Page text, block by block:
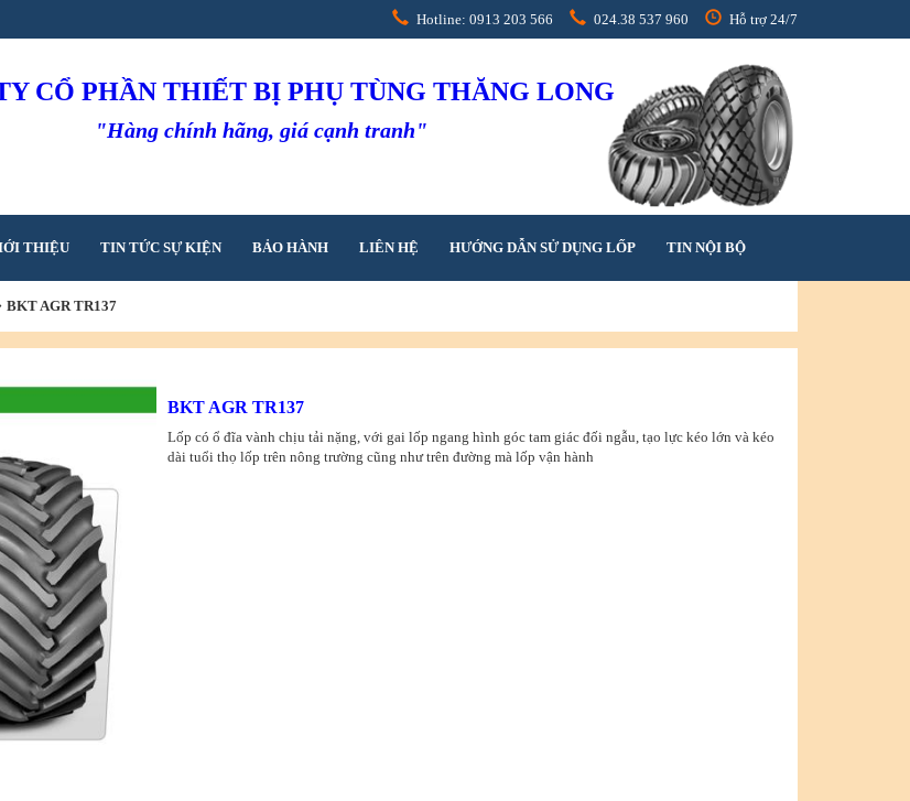
Hotline: 0913 203 566 024.38 537 960 Hỗ trợ 24/7
CỔ PHẦN THIẾT BỊ PHỤ TÙNG THĂNG LONG
"Hàng chính hãng, giá cạnh tranh"
THIỆU TIN TỨC SỰ KIỆN BẢO HÀNH LIÊN HỆ HƯỚNG DẪN SỬ DỤNG LỐP TIN NỘI BỘ
BKT AGR TR137
BKT AGR TR137
Lốp có ổ đĩa vành chịu tải nặng, với gai lốp ngang hình góc tam giác đối ngẫu, tạo lực kéo lớn và kéo
dài tuổi thọ lốp trên nông trường cũng như trên đường mà lốp vận hành